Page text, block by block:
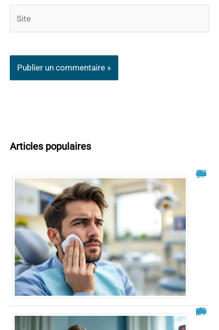
Articles populaires
Philippe Bilger malade du cancer : un combat dévoilé
Analyse de situation IFSI : exemple pratique et guide complet